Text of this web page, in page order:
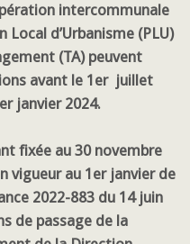
intercommunale
d’Urbanisme (PLU)
(TA) peuvent
avant le 1er juillet
janvier 2024.
fixée au 30 novembre
vigueur au 1er janvier de
2022-883 du 14 juin
de passage de la